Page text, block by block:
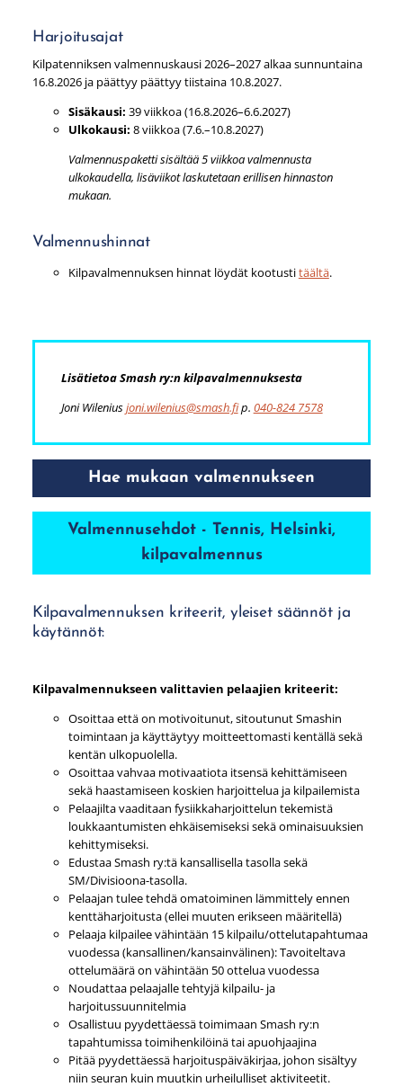
Harjoitusajat
Kilpatenniksen valmennuskausi 2026–2027 alkaa sunnuntaina
16.8.2026 ja päättyy päättyy tiistaina 10.8.2027.
Sisäkausi: 39 viikkoa (16.8.2026–6.6.2027)
Ulkokausi: 8 viikkoa (7.6.–10.8.2027)
Valmennuspaketti sisältää 5 viikkoa valmennusta
ulkokaudella, lisäviikot laskutetaan erillisen hinnaston
mukaan.
Valmennushinnat
Kilpavalmennuksen hinnat löydät kootustitäältä.
Lisätietoa Smash ry:n kilpavalmennuksesta
Joni Wileniusjoni.wilenius@smash.fip. 040-824 7578
Hae mukaan valmennukseen
Valmennusehdot - Tennis, Helsinki,
kilpavalmennus
Kilpavalmennuksen kriteerit, yleiset säännöt ja
käytännöt:
Kilpavalmennukseen valittavien pelaajien kriteerit:
Osoittaa että on motivoitunut, sitoutunut Smashin
toimintaan ja käyttäytyy moitteettomasti kentällä sekä
kentän ulkopuolella.
Osoittaa vahvaa motivaatiota itsensä kehittämiseen
sekä haastamiseen koskien harjoittelua ja kilpailemista
Pelaajilta vaaditaan fysiikkaharjoittelun tekemistä
loukkaantumisten ehkäisemiseksi sekä ominaisuuksien
kehittymiseksi.
Edustaa Smash ry:tä kansallisella tasolla sekä
SM/Divisioona-tasolla.
Pelaajan tulee tehdä omatoiminen lämmittely ennen
kenttäharjoitusta (ellei muuten erikseen määritellä)
Pelaaja kilpailee vähintään 15 kilpailu/ottelutapahtumaa
vuodessa (kansallinen/kansainvälinen): Tavoiteltava
ottelumäärä on vähintään 50 ottelua vuodessa
Noudattaa pelaajalle tehtyjä kilpailu- ja
harjoitussuunnitelmia
Osallistuu pyydettäessä toimimaan Smash ry:n
tapahtumissa toimihenkilöinä tai apuohjaajina
Pitää pyydettäessä harjoituspäiväkirjaa, johon sisältyy
niin seuran kuin muutkin urheilulliset aktiviteetit.